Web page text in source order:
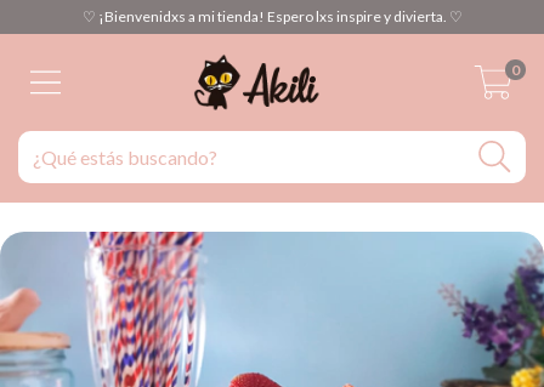
♡ ¡Bienvenidxs a mi tienda! Espero lxs inspire y divierta. ♡
0